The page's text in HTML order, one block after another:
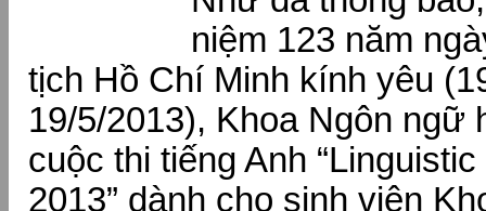
niệm 123 năm
tịch Hồ Chí Minh kính yêu
19/5/2013), Khoa Ngôn ngữ
cuộc thi tiếng Anh
2013” dành cho sinh viên